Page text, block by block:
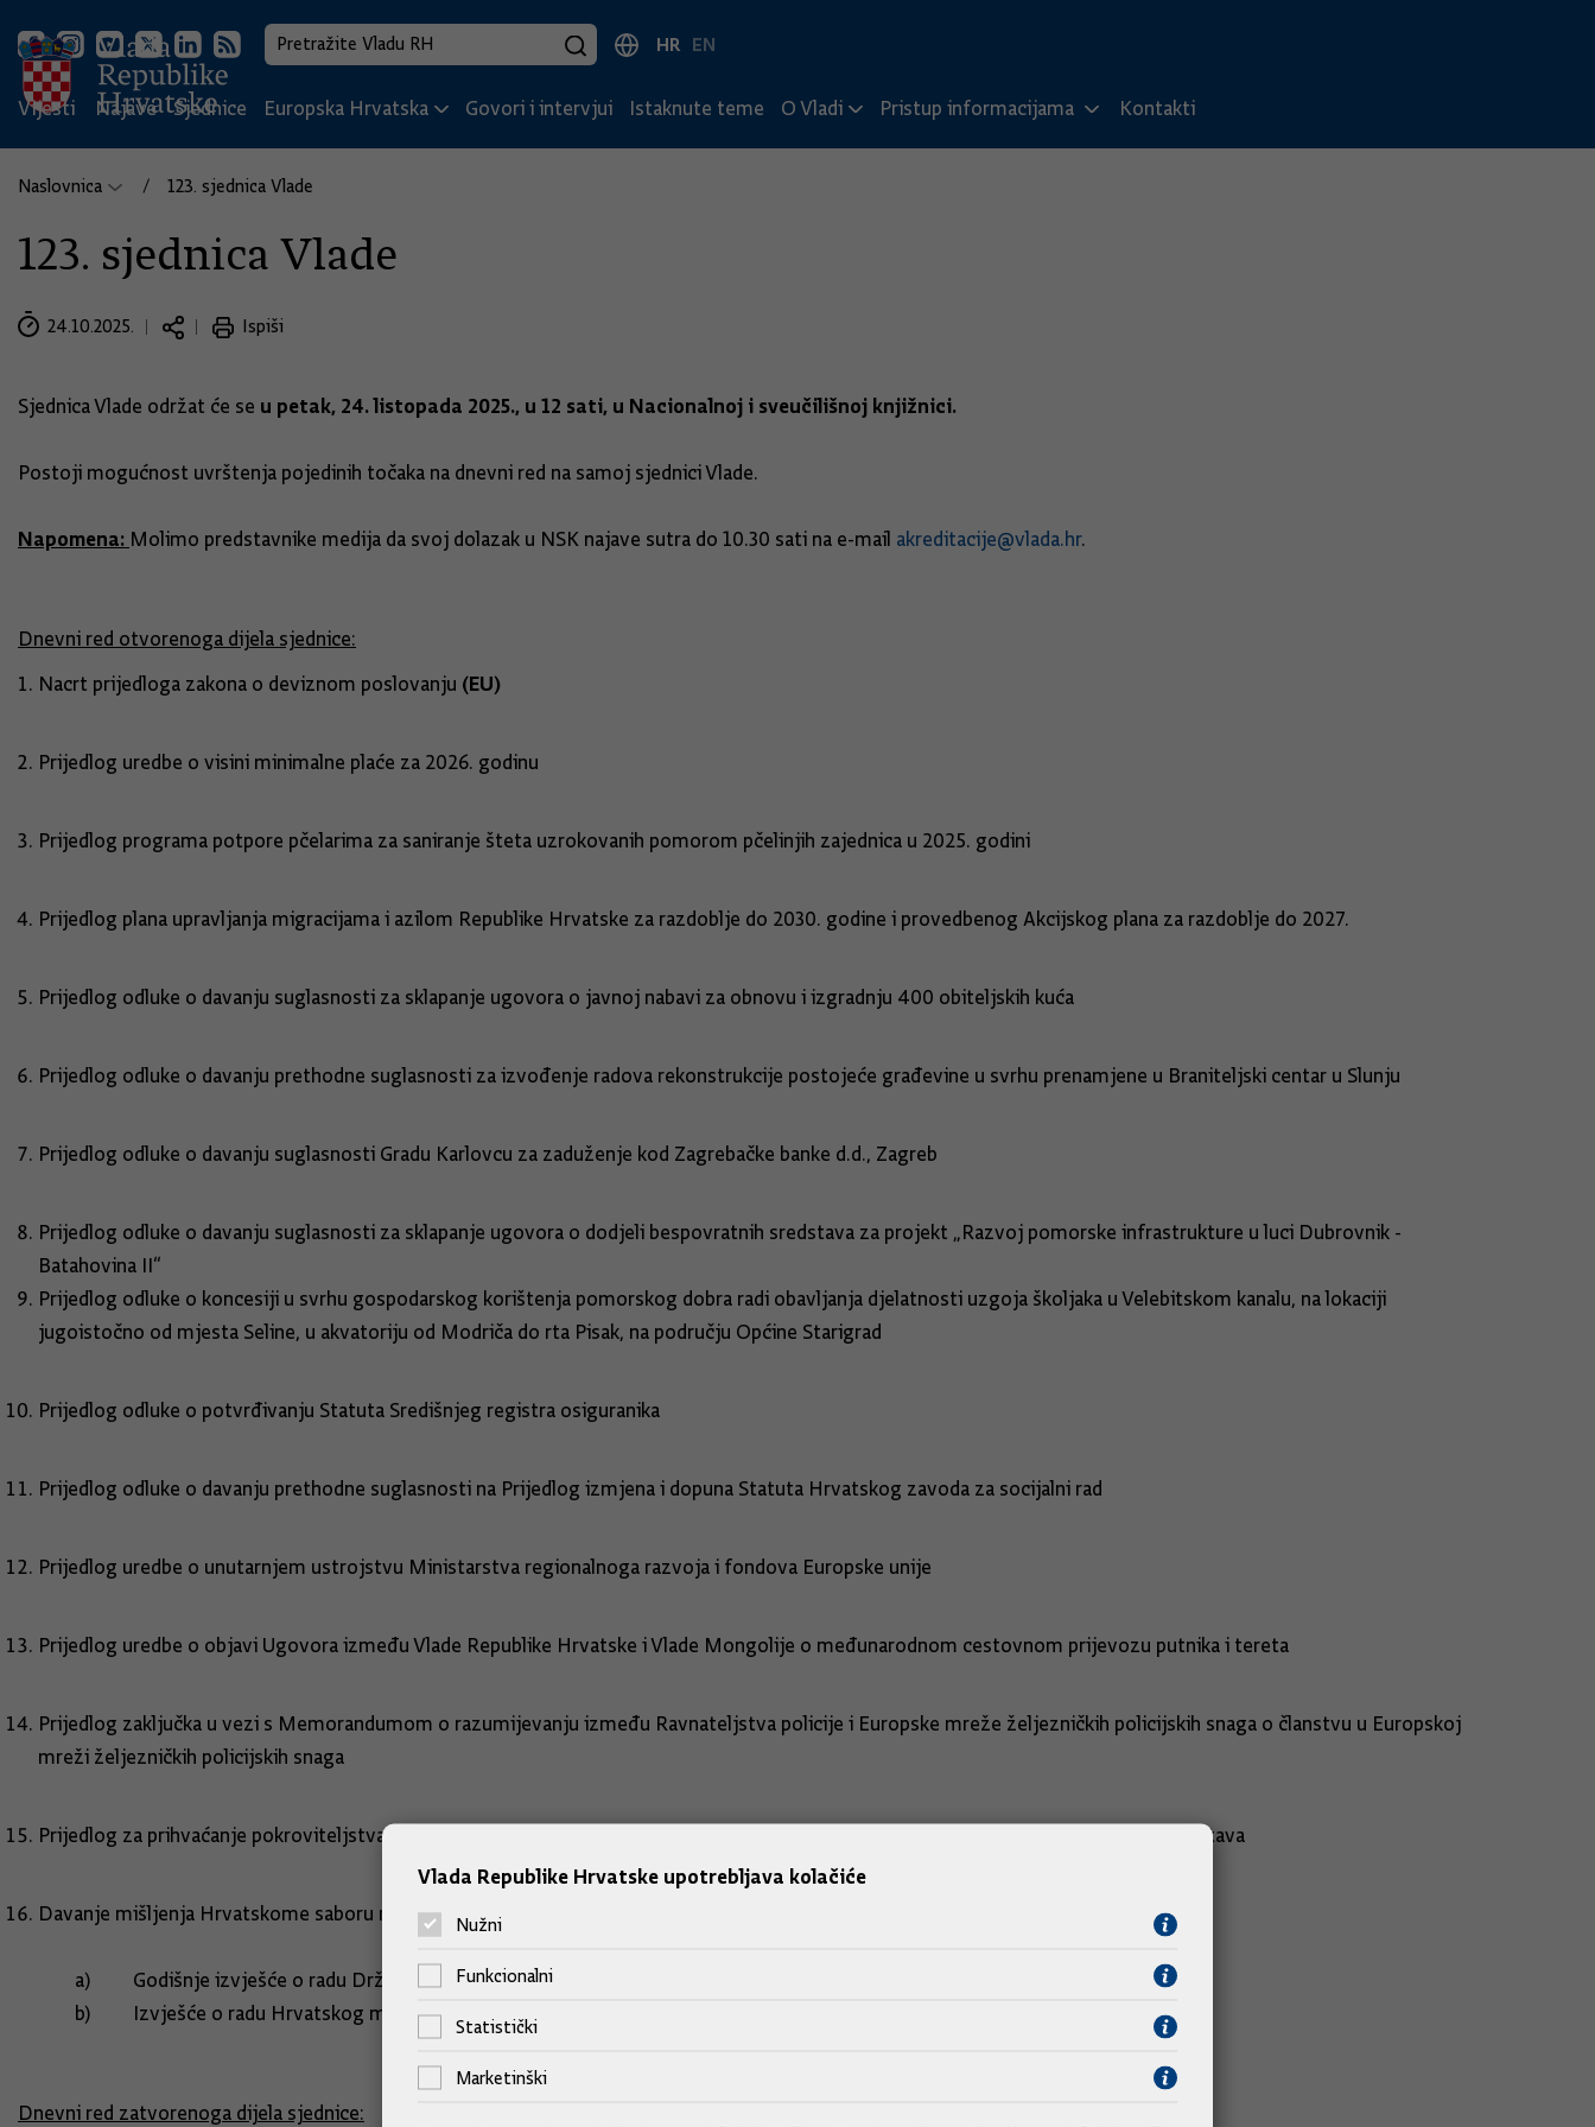
HR EN
Vijesti Najave Sjednice Europska Hrvatska Govori i intervjui Istaknute teme O Vladi Pristup informacijama Kontakti
Naslovnica 123. sjednica Vlade
123. sjednica Vlade
24.10.2025. Ispiši
Sjednica Vlade održat će se u petak, 24. listopada 2025., u 12 sati, u Nacionalnoj i sveučilišnoj knjižnici.
Postoji mogućnost uvrštenja pojedinih točaka na dnevni red na samoj sjednici Vlade.
Napomena: Molimo predstavnike medija da svoj dolazak u NSK najave sutra do 10.30 sati na e-mail akreditacije@vlada.hr.
Dnevni red otvorenoga dijela sjednice:
Nacrt prijedloga zakona o deviznom poslovanju (EU)
Prijedlog uredbe o visini minimalne plaće za 2026. godinu
Prijedlog programa potpore pčelarima za saniranje šteta uzrokovanih pomorom pčelinjih zajednica u 2025. godini
Prijedlog plana upravljanja migracijama i azilom Republike Hrvatske za razdoblje do 2030. godine i provedbenog Akcijskog plana za razdoblje do 2027.
Prijedlog odluke o davanju suglasnosti za sklapanje ugovora o javnoj nabavi za obnovu i izgradnju 400 obiteljskih kuća
Prijedlog odluke o davanju prethodne suglasnosti za izvođenje radova rekonstrukcije postojeće građevine u svrhu prenamjene u Braniteljski centar u Slunju
Prijedlog odluke o davanju suglasnosti Gradu Karlovcu za zaduženje kod Zagrebačke banke d.d., Zagreb
Prijedlog odluke o davanju suglasnosti za sklapanje ugovora o dodjeli bespovratnih sredstava za projekt „Razvoj pomorske infrastrukture u luci Dubrovnik -
Batahovina II“
Prijedlog odluke o koncesiji u svrhu gospodarskog korištenja pomorskog dobra radi obavljanja djelatnosti uzgoja školjaka u Velebitskom kanalu, na lokaciji
jugoistočno od mjesta Seline, u akvatoriju od Modriča do rta Pisak, na području Općine Starigrad
Prijedlog odluke o potvrđivanju Statuta Središnjeg registra osiguranika
Prijedlog odluke o davanju prethodne suglasnosti na Prijedlog izmjena i dopuna Statuta Hrvatskog zavoda za socijalni rad
Prijedlog uredbe o unutarnjem ustrojstvu Ministarstva regionalnoga razvoja i fondova Europske unije
Prijedlog uredbe o objavi Ugovora između Vlade Republike Hrvatske i Vlade Mongolije o međunarodnom cestovnom prijevozu putnika i tereta
Prijedlog zaključka u vezi s Memorandumom o razumijevanju između Ravnateljstva policije i Europske mreže željezničkih policijskih snaga o članstvu u Europskoj
mreži željezničkih policijskih snaga
Prijedlog za prihvaćanje pokroviteljstva Vlade Republike Hrvatske nad održavanjem pete Konferencije o sigurnosti informacijskih sustava
Davanje mišljenja Hrvatskome saboru na:
a) Godišnje izvješće o radu Državne komisije za kontrolu postupaka javne nabave za 2024. godinu
b) Izvješće o radu Hrvatskog memorijalno-dokumentacijskog centra Domovinskog rata za 2024.
Dnevni red zatvorenoga dijela sjednice:
Vlada Republike Hrvatske upotrebljava kolačiće
Nužni
Funkcionalni
Statistički
Marketinški